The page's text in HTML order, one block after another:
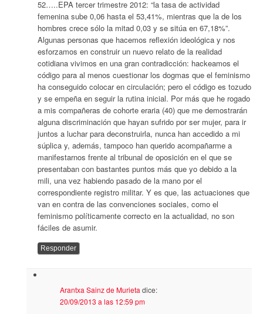
52…..EPA tercer trimestre 2012: “la tasa de actividad
femenina sube 0,06 hasta el 53,41%, mientras que la de los
hombres crece sólo la mitad 0,03 y se sitúa en 67,18%”.
Algunas personas que hacemos reflexión ideológica y nos
esforzamos en construir un nuevo relato de la realidad
cotidiana vivimos en una gran contradicción: hackeamos el
código para al menos cuestionar los dogmas que el feminismo
ha conseguido colocar en circulación; pero el código es tozudo
y se empeña en seguir la rutina inicial. Por más que he rogado
a mis compañeras de cohorte eraria (40) que me demostrarán
alguna discriminación que hayan sufrido por ser mujer, para ir
juntos a luchar para deconstruirla, nunca han accedido a mi
súplica y, además, tampoco han querido acompañarme a
manifestarnos frente al tribunal de oposición en el que se
presentaban con bastantes puntos más que yo debido a la
mili, una vez habiendo pasado de la mano por el
correspondiente registro militar. Y es que, las actuaciones que
van en contra de las convenciones sociales, como el
feminismo políticamente correcto en la actualidad, no son
fáciles de asumir.
Responder
Arantxa Sainz de Murieta dice:
20/09/2013 a las 12:59 pm